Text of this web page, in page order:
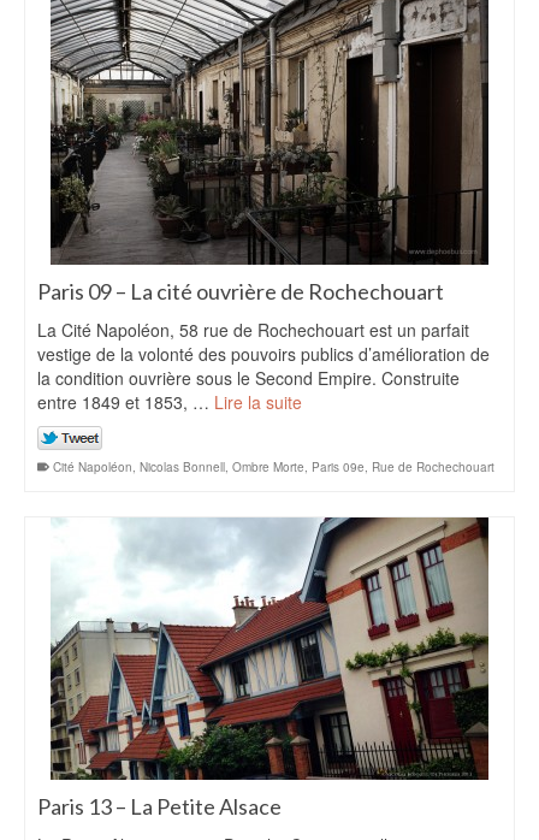
Paris 09 – La cité ouvrière de Rochechouart
La Cité Napoléon, 58 rue de Rochechouart est un parfait
vestige de la volonté des pouvoirs publics d’amélioration de
la condition ouvrière sous le Second Empire. Construite
entre 1849 et 1853, … Lire la suite
Cité Napoléon, Nicolas Bonnell, Ombre Morte, Paris 09e, Rue de Rochechouart
Paris 13 – La Petite Alsace